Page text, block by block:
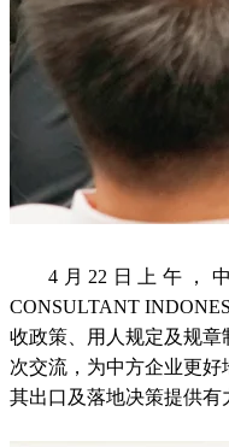
4月22日上午，
CONSULTANT
收政策、用人规定及规
次交流，为中方企业更
其出口及落地决策提供有